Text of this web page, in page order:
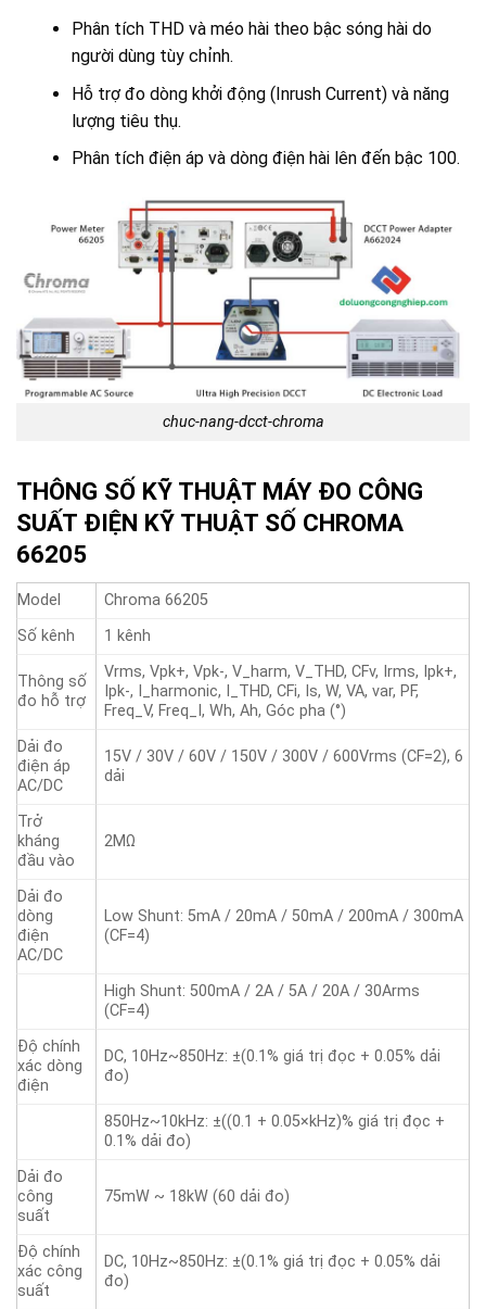
Phân tích THD và méo hài theo bậc sóng hài do
người dùng tùy chỉnh.
Hỗ trợ đo dòng khởi động (Inrush Current) và năng
lượng tiêu thụ.
Phân tích điện áp và dòng điện hài lên đến bậc 100.
chuc-nang-dcct-chroma
THÔNG SỐ KỸ THUẬT MÁY ĐO CÔNG
SUẤT ĐIỆN KỸ THUẬT SỐ CHROMA
66205
Model
Chroma 66205
Số kênh
1 kênh
Thông số
đo hỗ trợ
Vrms, Vpk+, Vpk-, V_harm, V_THD, CFv, Irms, Ipk+,
Ipk-, I_harmonic, I_THD, CFi, Is, W, VA, var, PF,
Freq_V, Freq_I, Wh, Ah, Góc pha (°)
Dải đo
điện áp
AC/DC
15V / 30V / 60V / 150V / 300V / 600Vrms (CF=2), 6
dải
Trở
kháng
đầu vào
2MΩ
Dải đo
dòng
điện
AC/DC
Low Shunt: 5mA / 20mA / 50mA / 200mA / 300mA
(CF=4)
High Shunt: 500mA / 2A / 5A / 20A / 30Arms
(CF=4)
Độ chính
xác dòng
điện
DC, 10Hz~850Hz: ±(0.1% giá trị đọc + 0.05% dải
đo)
850Hz~10kHz: ±((0.1 + 0.05×kHz)% giá trị đọc +
0.1% dải đo)
Dải đo
công
suất
75mW ~ 18kW (60 dải đo)
Độ chính
xác công
suất
DC, 10Hz~850Hz: ±(0.1% giá trị đọc + 0.05% dải
đo)